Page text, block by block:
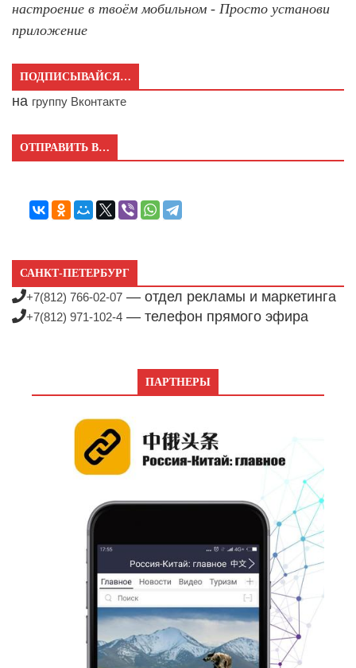
настроение в твоём мобильном - Просто установи
приложение
ПОДПИСЫВАЙСЯ…
на группу Вконтакте
ОТПРАВИТЬ В…
САНКТ-ПЕТЕРБУРГ
+7(812) 766-02-07 — отдел рекламы и маркетинга
+7(812) 971-102-4 — телефон прямого эфира
ПАРТНЕРЫ